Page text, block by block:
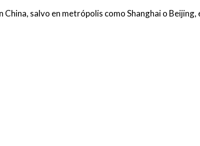
China, salvo en metrópolis como Shanghai o